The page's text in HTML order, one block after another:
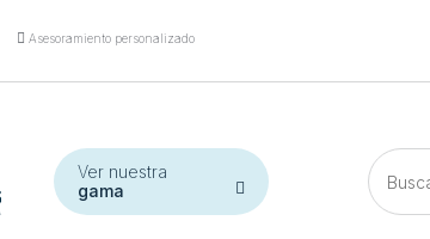
Asesoramiento personalizado
Ver nuestra
gama